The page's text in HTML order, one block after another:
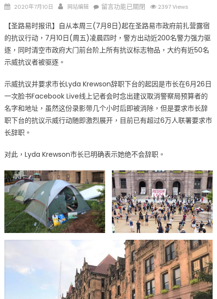
Posted
2020年7月10日 Author
网站编辑
在
府
前
要
长
辞
职
抗
动
警
方
强
力
驱
逐〉
留言功能已關閉 2397 Views
【圣路易时报讯】自从本周三(7月8日)起在圣路易市政府前扎营露宿
的抗议行动，7月10日(周五)凌晨四时，警方出动近200名警力强力驱
逐，同时清空市政府大门前台阶上所有抗议标志物品，大约有近50名
示威抗议者被驱逐。
示威抗议并要求市长Lyda Krewson辞职下台的起因是市长在6月26日
一次脸书Facebook Live线上记者会时念出建议取消警察局预算者的
名字和地址，虽然这份录影带几个小时后即被消除，但是要求市长辞
职下台的抗议示威行动随即激烈展开，目前已有超过6万人联署要求市
长辞职。
对此，Lyda Krewson市长已明确表示她绝不会辞职。